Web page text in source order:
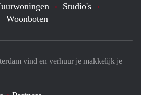
vind en verhuur je makkelijk je
Studio's
Woonboten